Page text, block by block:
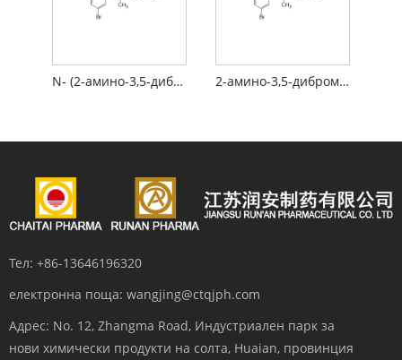
N- (2-амино-3,5-дибромобензил) -N-метилциклохексиламин хидрохлорид 2-амино-3,5-дибромо-N-циклохексил-N-метилбензиламин хидрохлорид
Тел: +86-13646196320
електронна поща: wangjing@ctqjph.com
Адрес: No. 12, Zhangma Road, Индустриален парк за
нови химически продукти на солта, Huaian, провинция